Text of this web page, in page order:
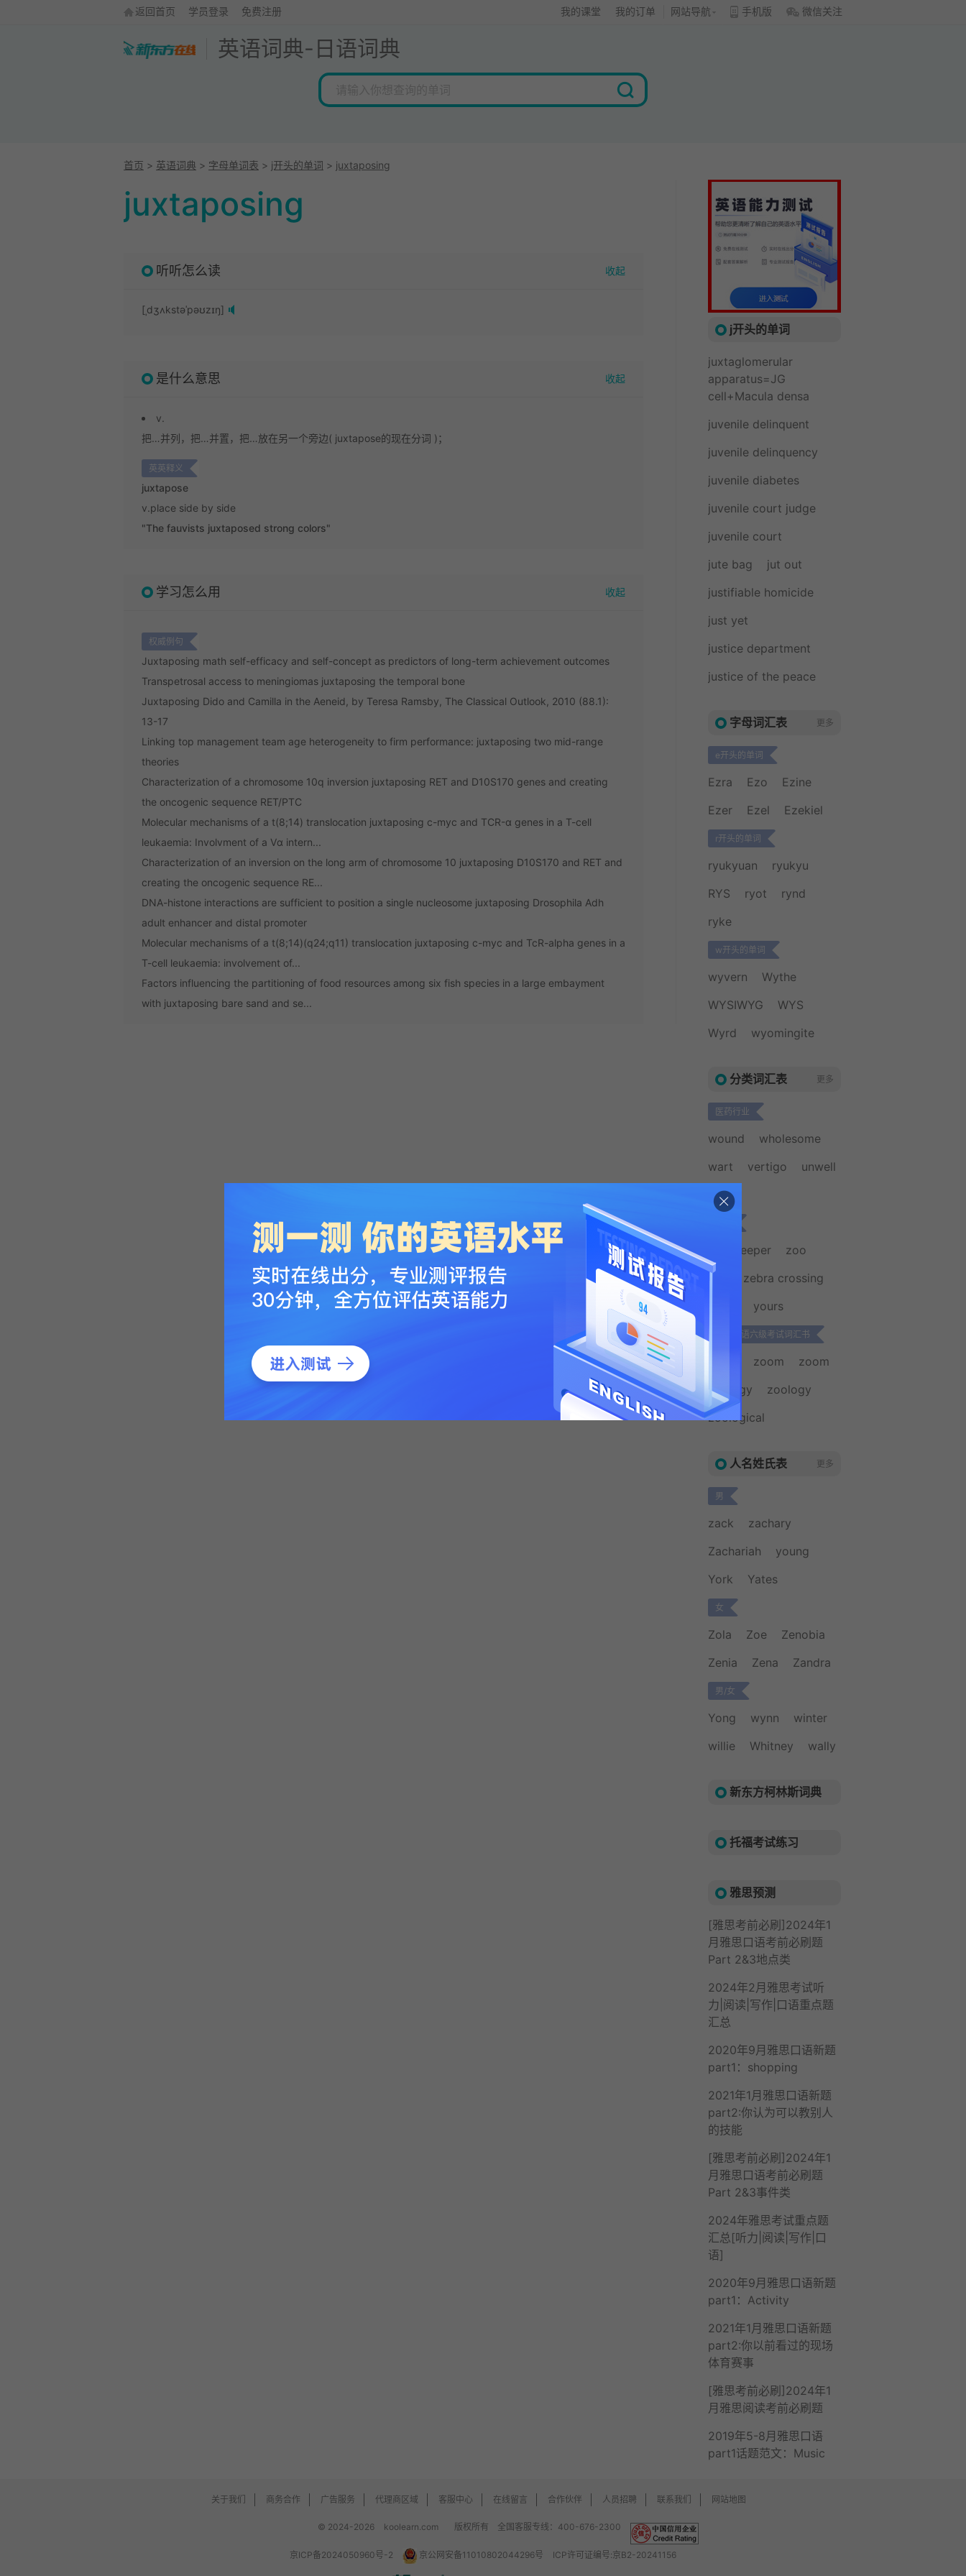
返回首页 学员登录 免费注册 我的课堂 我的订单 网站导航 手机版 微信关注
英语词典-日语词典
首页 > 英语词典 > 字母单词表 > j开头的单词 > juxtaposing
juxtaposing
听听怎么读
[ˌdʒʌkstəˈpəʊzɪŋ]
是什么意思
v.
把…并列，把…并置，把…放在另一个旁边( juxtapose的现在分词 )；
英英释义
juxtapose
v.place side by side
"The fauvists juxtaposed strong colors"
学习怎么用
权威例句
Juxtaposing math self-efficacy and self-concept as predictors of long-term achievement outcomes
Transpetrosal access to meningiomas juxtaposing the temporal bone
Juxtaposing Dido and Camilla in the Aeneid, by Teresa Ramsby, The Classical Outlook, 2010 (88.1):
13-17
Linking top management team age heterogeneity to firm performance: juxtaposing two mid-range
theories
Characterization of a chromosome 10q inversion juxtaposing RET and D10S170 genes and creating
the oncogenic sequence RET/PTC
Molecular mechanisms of a t(8;14) translocation juxtaposing c-myc and TCR-α genes in a T-cell
leukaemia: Involvment of a Vα intern...
Characterization of an inversion on the long arm of chromosome 10 juxtaposing D10S170 and RET and
creating the oncogenic sequence RE...
DNA-histone interactions are sufficient to position a single nucleosome juxtaposing Drosophila Adh
adult enhancer and distal promoter
Molecular mechanisms of a t(8;14)(q24;q11) translocation juxtaposing c-myc and TcR-alpha genes in a
T-cell leukaemia: involvement of...
Factors influencing the partitioning of food resources among six fish species in a large embayment
with juxtaposing bare sand and se...
j开头的单词
juxtaglomerular
apparatus=JG
cell+Macula densa
juvenile delinquent
juvenile delinquency
juvenile diabetes
juvenile court judge
juvenile court
jute bag
jut out
justifiable homicide
just yet
justice department
justice of the peace
字母词汇表 更多
e开头的单词
Ezra Ezo
Ezine
Ezer
Ezel Ezekiel
r开头的单词
ryukyuan
ryukyu
RYS
ryot
rynd
ryke
w开头的单词
wyvern
Wythe
WYSIWYG
WYS
Wyrd
wyomingite
分类词汇表 更多
医药行业
wound
wholesome
wart
vertigo
unwell
ulcer
zoo-keeper
zoo
zebra crossing
yours
大学英语六级考试词汇书
zoom
zoom
zoology
zoology
zoological
人名姓氏表 更多
男
zack
zachary
Zachariah
young
York
Yates
女
Zola Zoe
Zenobia
Zenia
Zena Zandra
男/女
Yong wynn
winter
willie
Whitney wally
新东方柯林斯词典
托福考试练习
雅思预测
[雅思考前必刷]2024年1
月雅思口语考前必刷题
Part 2&3地点类
2024年2月雅思考试听
力|阅读|写作|口语重点题
汇总
2020年9月雅思口语新题
part1：shopping
2021年1月雅思口语新题
part2:你认为可以教别人
的技能
[雅思考前必刷]2024年1
月雅思口语考前必刷题
Part 2&3事件类
2024年雅思考试重点题
汇总[听力|阅读|写作|口
语]
2020年9月雅思口语新题
part1：Activity
2021年1月雅思口语新题
part2:你以前看过的现场
体育赛事
[雅思考前必刷]2024年1
月雅思阅读考前必刷题
2019年5-8月雅思口语
part1话题范文：Music
关于我们 商务合作 广告服务 代理商区域 客服中心 在线留言 合作伙伴 人员招聘 联系我们 网站地图
© 2024-2026 koolearn.com 版权所有 全国客服专线：400-676-2300
京ICP备2024050960号-2 京公网安备11010802044296号 ICP许可证编号:京B2-20241156